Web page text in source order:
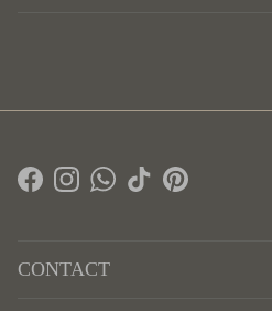
Facebook
Instagram
WhatsApp
TikTokPinterest
CONTACT